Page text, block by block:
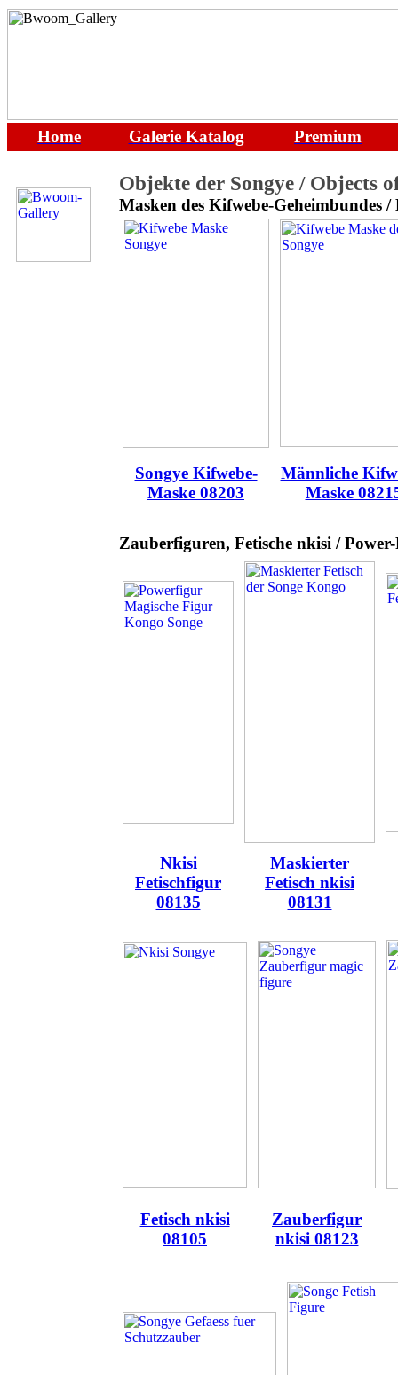
Home Galerie Katalog Premium
Objekte der Songye / Objects
Masken des Kifwebe-Geheimbundes
Songye Kifwebe-
Maske 08203
Männliche
Maske
Zauberfiguren, Fetische nkisi /
Nkisi
Fetischfigur
08135
Maskierter
Fetisch nkisi
08131
Fetisch nkisi
08105
Zauberfigur
nkisi 08123